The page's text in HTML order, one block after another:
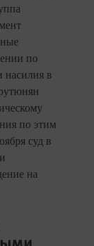
по
в
по этим
суд в
на